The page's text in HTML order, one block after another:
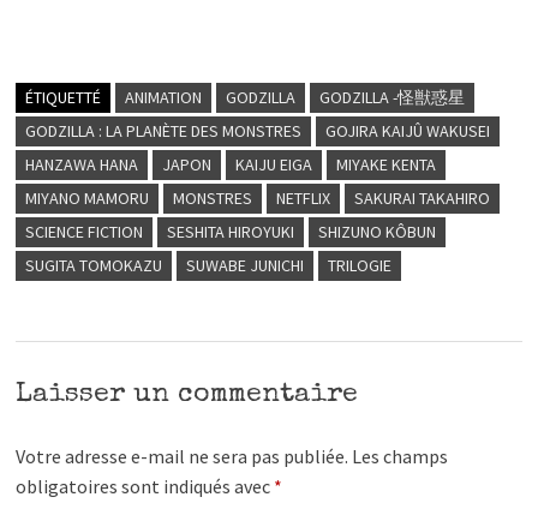
ÉTIQUETTÉ ANIMATION GODZILLA
GODZILLA -怪獣惑星
GODZILLA : LA PLANÈTE DES MONSTRES
GOJIRA KAIJÛ WAKUSEI
HANZAWA HANA
JAPON KAIJU EIGA
MIYAKE KENTA
MIYANO MAMORU
MONSTRES NETFLIX
SAKURAI TAKAHIRO
SCIENCE FICTION
SESHITA HIROYUKI
SHIZUNO KÔBUN
SUGITA TOMOKAZU
SUWABE JUNICHI TRILOGIE
Laisser un commentaire
Votre adresse e-mail ne sera pas publiée. Les champs
obligatoires sont indiqués avec *